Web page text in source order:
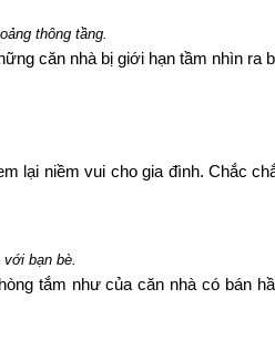
thông tầng.
căn nhà bị giới hạn tầm nhìn ra
lại niềm vui cho gia đình. Chắc
bạn bè.
tắm như của căn nhà có bán